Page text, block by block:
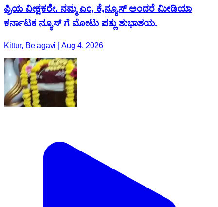
ಪ್ರಿಯ ವೀಕ್ಷಕರೇ. ನಮ್ಮ ಎಂ, ಕೆ,ನ್ಯೂಸ್ ಅಂದರೆ ಮೀಡಿಯಾ
ಕರ್ನಾಟಕ ನ್ಯೂಸ್ ಗೆ ಮೋಟು ಪತ್ಲು ಶುಭಾಶಯ.
Kittur, Belagavi | Aug 4, 2026